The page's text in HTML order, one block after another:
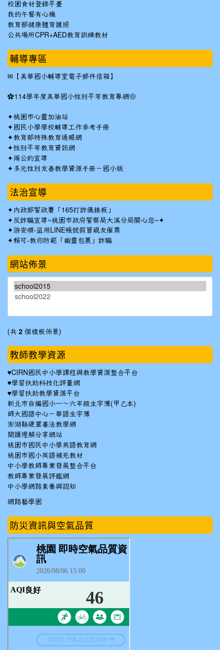
校園食材登錄平臺
我的午餐有心機
教育部健康體育護照
公共場所CPR+AED教育訓練教材
輔導專區
✉ 【美華國小輔導室電子郵件信箱】
✿114學年度美華國小性別平等教育專網❀
✦桃園市心靈加油站
✦ 國民小學學校輔導工作參考手冊
✦教育部特殊教育通報網
✦性別平等教育資訊網
✦兩公約宣導
✦ 多元性別友善教學資源手冊－國小版
法治宣導
✦ 內政部警政署「165打詐儀錶板」
✦反詐騙宣導~桃園市政府警察局大溪分局關心您~✦
✦游安順-盜用LINE帳號假冒親友催票
✦賴可-教你防範「幽靈包裹」詐騙
網站佈景
(共 2 個樣板佈景)
教師教學資源
♥CIRN國民中小學課程與教學資源整合平台
♥學習扶助科技化評量網
♥學習扶助教學資源平台
新北市自編國小一～六年級生字簿(甲乙本)
師大國語中心－華語生字簿
澎湖縣硬筆書法教學網
閱讀理解分享網站
桃園市國民中小學英語教育網
桃園市國小英語補充教材
中小學教師專業發展整合平台
教師專業發展評鑑網
中小學網路素養與認知
網路藝學園
防災資訊與空氣品質